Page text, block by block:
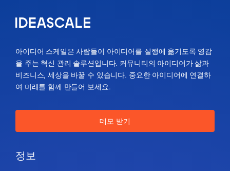
아이디어 스케일은 사람들이 아이디어를 실행에 옮기도록 영감
을 주는 혁신 관리 솔루션입니다. 커뮤니티의 아이디어가 삶과
비즈니스, 세상을 바꿀 수 있습니다. 중요한 아이디어에 연결하
여 미래를 함께 만들어 보세요.
데모 받기
정보